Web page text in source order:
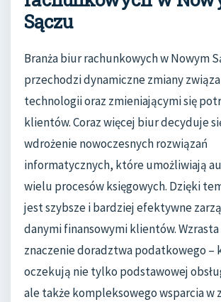
Sączu
Branża biur rachunkowych w Nowym
przechodzi dynamiczne zmiany
technologii oraz zmieniającymi się
klientów. Coraz więcej biur decyduje
wdrożenie nowoczesnych rozwiązań
informatycznych, które umożliwiają
wielu procesów księgowych. Dzięki
jest szybsze i bardziej efektywne
danymi finansowymi klientów.
znaczenie doradztwa podatkowego –
oczekują nie tylko podstawowej
ale także kompleksowego wsparcia w